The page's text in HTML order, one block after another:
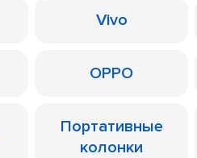
Vivo
OPPO
Портативные
колонки